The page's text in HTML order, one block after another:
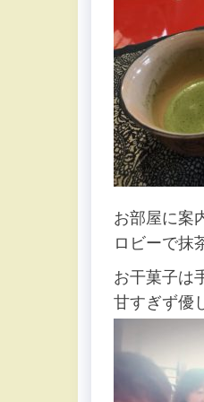
お部屋に案
ロビーで抹
お干菓子は
甘すぎず優